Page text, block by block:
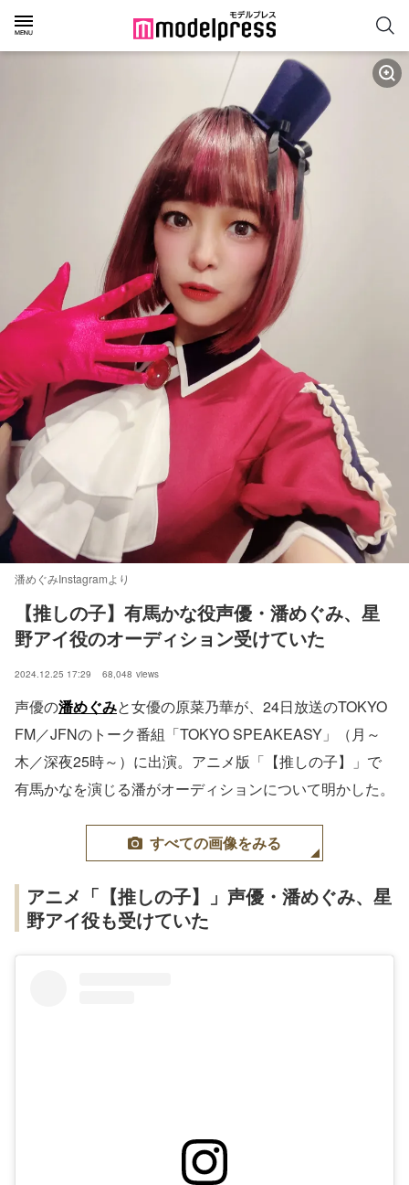
潘めぐみInstagramより
【推しの子】有馬かな役声優・潘めぐみ、星
野アイ役のオーディション受けていた
2024.12.25 17:29 68,048 views
声優の潘めぐみと女優の原菜乃華が、24日放送のTOKYO
FM／JFNのトーク番組「TOKYO SPEAKEASY」（月～
木／深夜25時～）に出演。アニメ版「【推しの子】」で
有馬かなを演じる潘がオーディションについて明かした。
すべての画像をみる
アニメ「【推しの子】」声優・潘めぐみ、星
野アイ役も受けていた